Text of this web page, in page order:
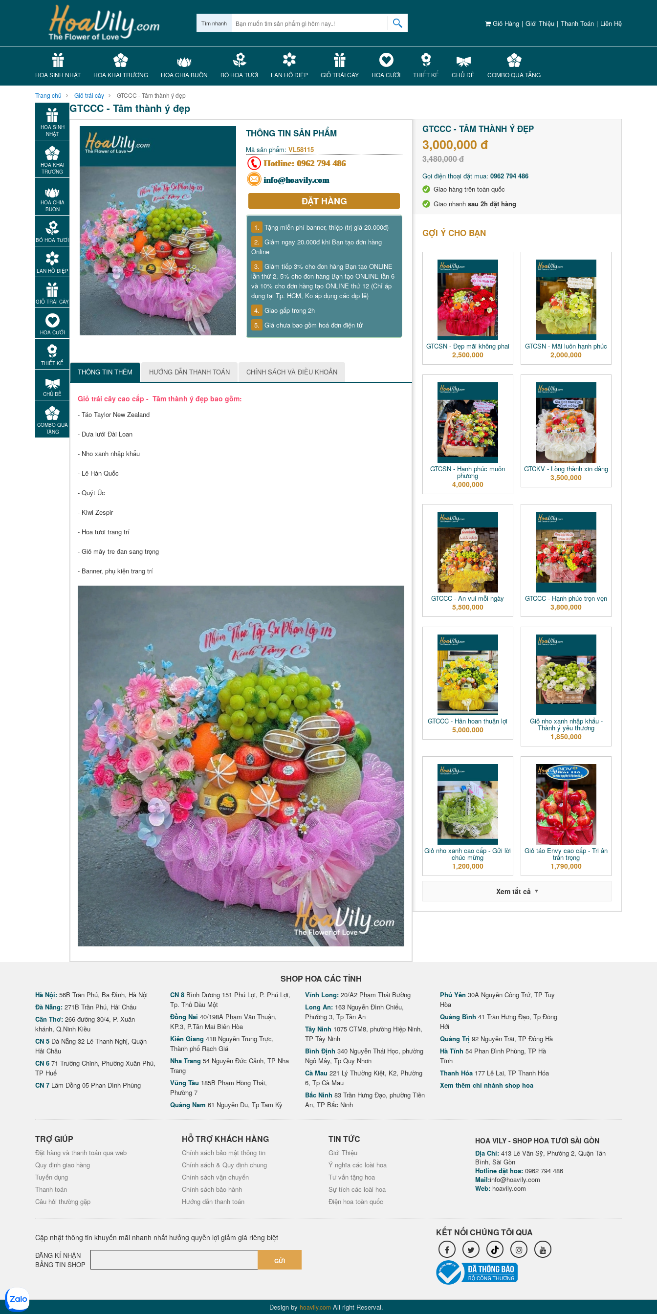
Giỏ Hàng | Giới Thiệu | Thanh Toán | Liên Hệ
Tìm nhanh
HOA SINH NHẬT HOA KHAI TRƯƠNG HOA CHIA BUỒN BÓ HOA TƯƠI LAN HỒ ĐIỆP GIỎ TRÁI CÂY HOA CƯỚI THIẾT KẾ CHỦ ĐỀ COMBO QUÀ TẶNG
Trang chủ Giỏ trái cây GTCCC - Tâm thành ý đẹp
HOA SINH
NHẬT
HOA KHAI
TRƯƠNG
HOA CHIA
BUỒN
BÓ HOA TƯƠI
LAN HỒ ĐIỆP
GIỎ TRÁI CÂY
HOA CƯỚI
THIẾT KẾ
CHỦ ĐỀ
COMBO QUÀ
TẶNG
GTCCC - Tâm thành ý đẹp
THÔNG TIN SẢN PHẨM
Mã sản phẩm: VL58115
Hotline: 0962 794 486
info@hoavily.com
ĐẶT HÀNG
1. Tặng miễn phí banner, thiệp (trị giá 20.000đ)
2. Giảm ngay 20.000đ khi Bạn tạo đơn hàng
Online
3. Giảm tiếp 3% cho đơn hàng Bạn tạo ONLINE
lần thứ 2, 5% cho đơn hàng Bạn tạo ONLINE lần 6
và 10% cho đơn hàng tạo ONLINE thứ 12 (Chỉ áp
dụng tại Tp. HCM, Ko áp dụng các dịp lễ)
4. Giao gấp trong 2h
5. Giá chưa bao gồm hoá đơn điện tử
THÔNG TIN THÊM HƯỚNG DẪN THANH TOÁN CHÍNH SÁCH VÀ ĐIỀU KHOẢN
Giỏ trái cây cao cấp - Tâm thành ý đẹp bao gồm:
- Táo Taylor New Zealand
- Dưa lưới Đài Loan
- Nho xanh nhập khẩu
- Lê Hàn Quốc
- Quýt Úc
- Kiwi Zespir
- Hoa tươi trang trí
- Giỏ mây tre đan sang trọng
- Banner, phụ kiện trang trí
GTCCC - TÂM THÀNH Ý ĐẸP
3,000,000 đ
3,480,000 đ
Gọi điện thoại đặt mua: 0962 794 486
Giao hàng trên toàn quốc
Giao nhanh sau 2h đặt hàng
GỢI Ý CHO BẠN
GTCSN - Đẹp mãi không phai
2,500,000
GTCSN - Mãi luôn hạnh phúc
2,000,000
GTCSN - Hạnh phúc muôn
phương
4,000,000
GTCKV - Lòng thành xin dâng
3,500,000
GTCCC - An vui mỗi ngày
5,500,000
GTCCC - Hạnh phúc trọn vẹn
3,800,000
GTCCC - Hân hoan thuận lợi
5,000,000
Giỏ nho xanh nhập khẩu -
Thành ý yêu thương
1,850,000
Giỏ nho xanh cao cấp - Gửi lời
chúc mừng
1,200,000
Giỏ táo Envy cao cấp - Tri ân
trân trọng
1,790,000
Xem tất cả
SHOP HOA CÁC TỈNH
Hà Nội: 56B Trần Phú, Ba Đình, Hà Nội
Đà Nẵng: 271B Trần Phú, Hải Châu
Cần Thơ: 266 đường 30/4, P. Xuân
khánh, Q.Ninh Kiều
CN 5 Đà Nẵng 32 Lê Thanh Nghị, Quận
Hải Châu
CN 6 71 Trường Chinh, Phường Xuân Phú,
TP Huế
CN 7 Lâm Đồng 05 Phan Đình Phùng
CN 8 Bình Dương 151 Phú Lợi, P. Phú Lợi,
Tp. Thủ Dầu Một
Đồng Nai 40/198A Phạm Văn Thuận,
KP.3, P.Tân Mai Biên Hòa
Kiên Giang 418 Nguyễn Trung Trực,
Thành phố Rạch Giá
Nha Trang 54 Nguyễn Đức Cảnh, TP Nha
Trang
Vũng Tàu 185B Phạm Hồng Thái,
Phường 7
Quảng Nam 61 Nguyễn Du, Tp Tam Kỳ
Vĩnh Long: 20/A2 Phạm Thái Bường
Long An: 163 Nguyễn Đình Chiểu,
Phường 3, Tp Tân An
Tây Ninh 1075 CTM8, phường Hiệp Ninh,
TP Tây Ninh
Bình Định 340 Nguyễn Thái Học, phường
Ngô Mây, Tp Quy Nhơn
Cà Mau 221 Lý Thường Kiệt, K2, Phường
6, Tp Cà Mau
Bắc Ninh 83 Trần Hưng Đạo, phường Tiền
An, TP Bắc Ninh
Phú Yên 30A Nguyễn Công Trứ, TP Tuy
Hòa
Quảng Bình 41 Trần Hưng Đạo, Tp Đồng
Hới
Quảng Trị 92 Nguyễn Trãi, TP Đông Hà
Hà Tĩnh 54 Phan Đình Phùng, TP Hà
Tĩnh
Thanh Hóa 177 Lê Lai, TP Thanh Hóa
Xem thêm chi nhánh shop hoa
TRỢ GIÚP
Đặt hàng và thanh toán qua web
Quy định giao hàng
Tuyển dụng
Thanh toán
Câu hỏi thường gặp
HỖ TRỢ KHÁCH HÀNG
Chính sách bảo mật thông tin
Chính sách & Quy định chung
Chính sách vận chuyển
Chính sách bảo hành
Hướng dẫn thanh toán
TIN TỨC
Giới Thiệu
Ý nghĩa các loài hoa
Tư vấn tặng hoa
Sự tích các loài hoa
Điện hoa toàn quốc
HOA VILY - SHOP HOA TƯƠI SÀI GÒN
Địa Chỉ: 413 Lê Văn Sỹ, Phường 2, Quận Tân
Bình, Sài Gòn
Hotline đặt hoa: 0962 794 486
Mail:info@hoavily.com
Web: hoavily.com
Cập nhật thông tin khuyến mãi nhanh nhất hưởng quyền lợi giảm giá riêng biệt
ĐĂNG KÍ NHẬN
BẢNG TIN SHOP
GỬI
KẾT NỐI CHÚNG TÔI QUA
Design by hoavily.com All right Reserval.